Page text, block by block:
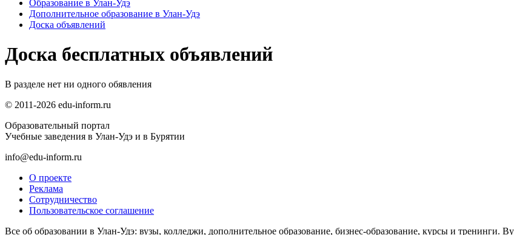
Образование в Улан-Удэ
Дополнительное образование в Улан-Удэ
Доска объявлений
Доска бесплатных объявлений
В разделе нет ни одного обявления
© 2011-2026 edu-inform.ru
Образовательный портал
Учебные заведения в Улан-Удэ и в Бурятии
info@edu-inform.ru
О проекте
Реклама
Сотрудничество
Пользовательское соглашение
Все об образовании в Улан-Удэ: вузы, колледжи, дополнительное образование, бизнес-образование, курсы и